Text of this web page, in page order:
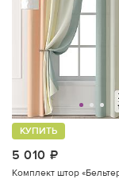
5 010
КУПИТЬ